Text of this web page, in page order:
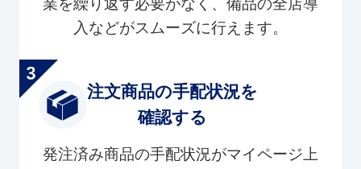
業を繰り返す必要がなく、備品の全店導
入などがスムーズに行えます。
注文商品の手配状況を
確認する
発注済み商品の手配状況がマイページ上